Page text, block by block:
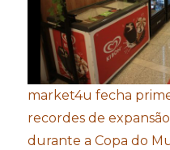
market4u fecha
recordes de
durante a Copa do